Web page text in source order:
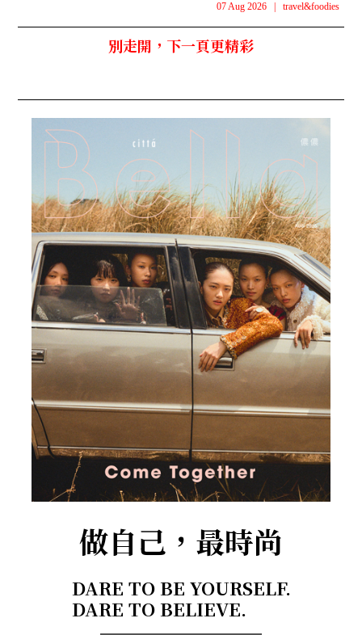
07 Aug 2026 travel&foodies
別走開，下一頁更精彩
做自己，最時尚
DARE TO BE YOURSELF.
DARE TO BELIEVE.